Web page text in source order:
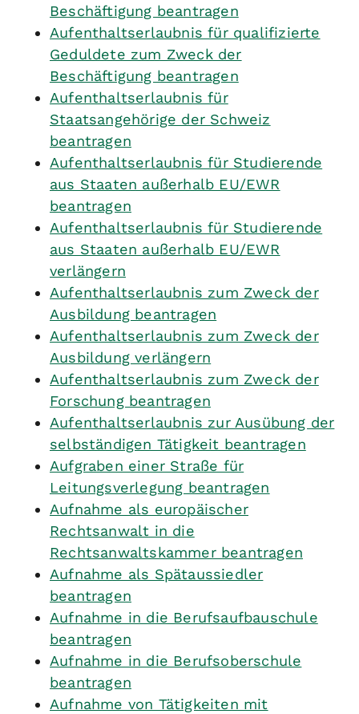
Beschäftigung beantragen
Aufenthaltserlaubnis für qualifizierte
Geduldete zum Zweck der
Beschäftigung beantragen
Aufenthaltserlaubnis für
Staatsangehörige der Schweiz
beantragen
Aufenthaltserlaubnis für Studierende
aus Staaten außerhalb EU/EWR
beantragen
Aufenthaltserlaubnis für Studierende
aus Staaten außerhalb EU/EWR
verlängern
Aufenthaltserlaubnis zum Zweck der
Ausbildung beantragen
Aufenthaltserlaubnis zum Zweck der
Ausbildung verlängern
Aufenthaltserlaubnis zum Zweck der
Forschung beantragen
Aufenthaltserlaubnis zur Ausübung der
selbständigen Tätigkeit beantragen
Aufgraben einer Straße für
Leitungsverlegung beantragen
Aufnahme als europäischer
Rechtsanwalt in die
Rechtsanwaltskammer beantragen
Aufnahme als Spätaussiedler
beantragen
Aufnahme in die Berufsaufbauschule
beantragen
Aufnahme in die Berufsoberschule
beantragen
Aufnahme von Tätigkeiten mit